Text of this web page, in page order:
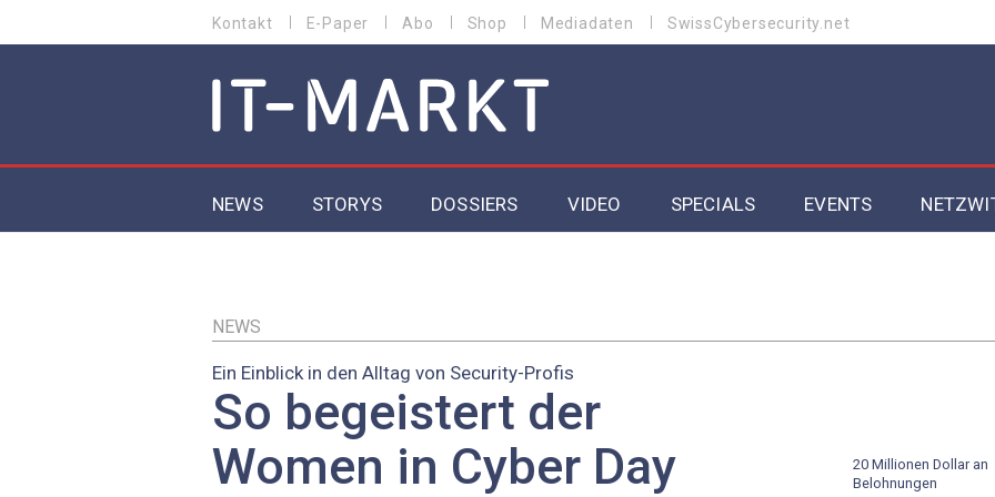
zum
MENU
Kontakt E-Paper Abo Shop Mediadaten SwissCybersecurity.net
MAIN NAVIGATION
NEWS STORYS DOSSIERS
Security
EU-DSGVO
VIDEO SPECIALS EVENTS
NEWS
Ein Einblick in den Alltag von Security-Profis
So begeistert der
Women in Cyber Day
20 Millionen Dollar an
Belohnungen